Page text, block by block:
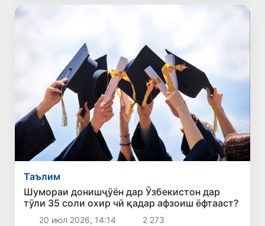
Таълим
Шумораи донишҷӯён дар Ӯзбекистон дар
тӯли 35 соли охир чӣ қадар афзоиш ёфтааст?
20 июл 2026, 14:14 2 273